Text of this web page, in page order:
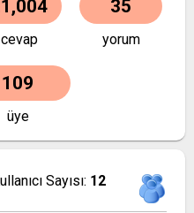
cevap
35
yorum
109
üye
Sayısı: 12